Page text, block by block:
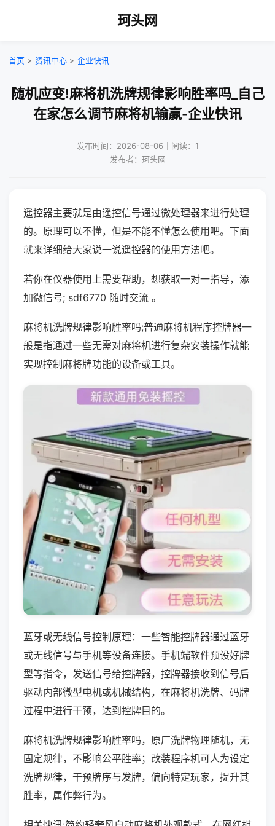
珂头网
首页 > 资讯中心 > 企业快讯
随机应变!麻将机洗牌规律影响胜率吗_自己
在家怎么调节麻将机输赢-企业快讯
发布时间：2026-08-06｜阅读：1
发布者：珂头网
遥控器主要就是由遥控信号通过微处理器来进行处理
的。原理可以不懂，但是不能不懂怎么使用吧。下面
就来详细给大家说一说遥控器的使用方法吧。
若你在仪器使用上需要帮助，想获取一对一指导，添
加微信号; sdf6770 随时交流 。
麻将机洗牌规律影响胜率吗;普通麻将机程序控牌器一
般是指通过一些无需对麻将机进行复杂安装操作就能
实现控制麻将牌功能的设备或工具。
蓝牙或无线信号控制原理：一些智能控牌器通过蓝牙
或无线信号与手机等设备连接。手机端软件预设好牌
型等指令，发送信号给控牌器，控牌器接收到信号后
驱动内部微型电机或机械结构，在麻将机洗牌、码牌
过程中进行干预，达到控牌目的。
麻将机洗牌规律影响胜率吗，原厂洗牌物理随机，无
固定规律，不影响公平胜率；改装程序机可人为设定
洗牌规律，干预牌序与发牌，偏向特定玩家，提升其
胜率，属作弊行为。